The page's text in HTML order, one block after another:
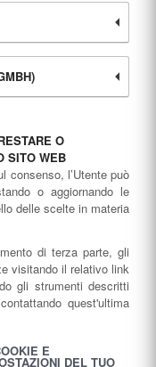
O
SITO WEB
consenso, l’Utente può
o aggiornando le
delle scelte in materia
di terza parte, gli
visitando il relativo link
gli strumenti descritti
quest'ultima
E
DEL TUO